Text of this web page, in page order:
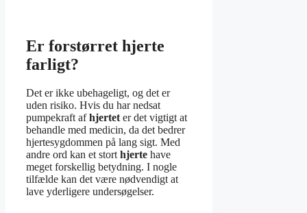
Er forstørret hjerte
farligt?
Det er ikke ubehageligt, og det er
uden risiko. Hvis du har nedsat
pumpekraft afhjerteter det vigtigt at
behandle med medicin, da det bedrer
hjertesygdommen på lang sigt. Med
andre ord kan et storthjerte have
meget forskellig betydning. I nogle
tilfælde kan det være nødvendigt at
lave yderligere undersøgelser.